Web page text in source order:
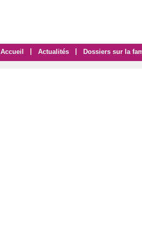
Accueil Actualités Dossiers sur la